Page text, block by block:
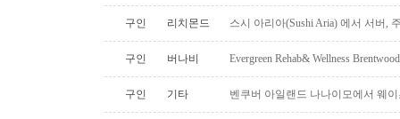
구인 리치몬드 스시 아리아(Sushi Aria) 에서 서버,
구인 버나비 Evergreen Rehab& Wellness
구인 기타 벤쿠버 아일랜드 나나이모에서 웨